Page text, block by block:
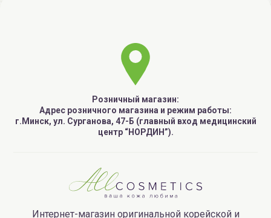
Розничный магазин:
Адрес розничного магазина и режим работы:
г.Минск, ул. Сурганова, 47-Б (главный вход медицинский
центр “НОРДИН”).
Интернет-магазин оригинальной корейской и